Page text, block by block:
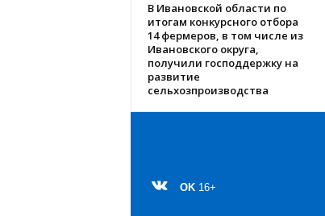
В Ивановской области по
итогам конкурсного отбора
14 фермеров, в том числе из
Ивановского округа,
получили господдержку на
развитие
сельхозпроизводства
OK 16+